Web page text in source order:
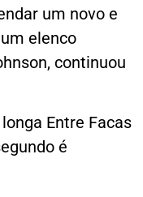
um novo e
elenco
continuou
Entre Facas
é